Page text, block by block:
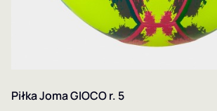
Piłka Joma GIOCO r. 5